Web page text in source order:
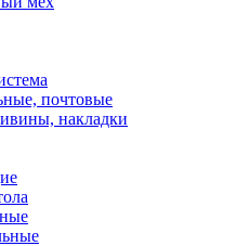
почтовые
накладки